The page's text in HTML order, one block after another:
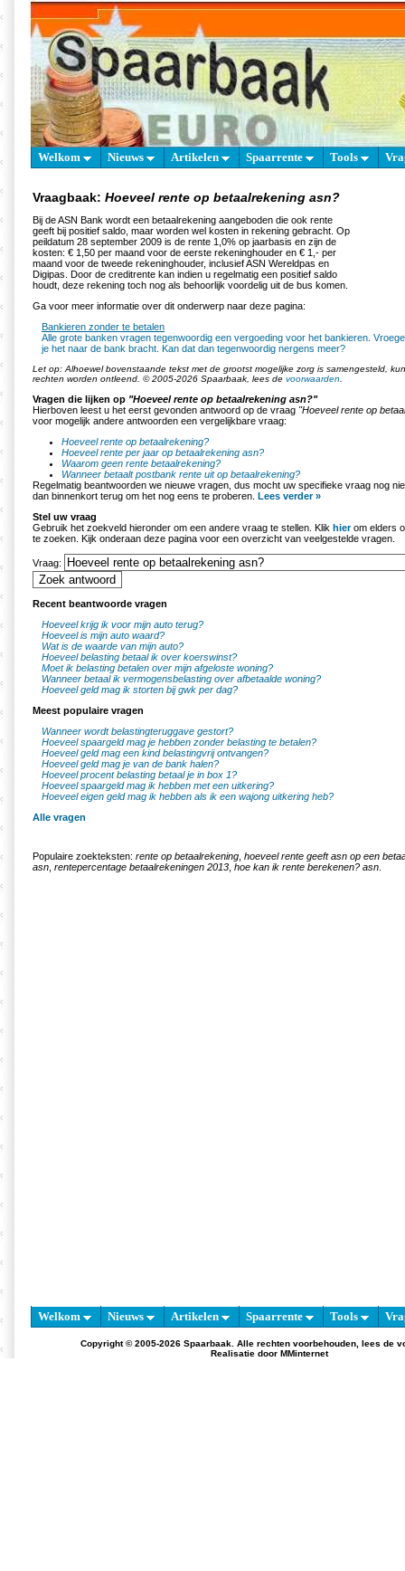
Welkom Nieuws Artikelen Spaarrente Tools
Vraagbaak: Hoeveel rente op betaalrekening asn?
Bij de ASN Bank wordt een betaalrekening aangeboden die ook rente
geeft bij positief saldo, maar worden wel kosten in rekening gebracht. Op
peildatum 28 september 2009 is de rente 1,0% op jaarbasis en zijn de
kosten: € 1,50 per maand voor de eerste rekeninghouder en € 1,- per
maand voor de tweede rekeninghouder, inclusief ASN Wereldpas en
Digipas. Door de creditrente kan indien u regelmatig een positief saldo
houdt, deze rekening toch nog als behoorlijk voordelig uit de bus komen.
Ga voor meer informatie over dit onderwerp naar deze pagina:
Bankieren zonder te betalen
Alle grote banken vragen tegenwoordig een vergoeding voor het bankieren.
je het naar de bank bracht. Kan dat dan tegenwoordig nergens meer?
Let op: Alhoewel bovenstaande tekst met de grootst mogelijke zorg is samengesteld,
rechten worden ontleend. © 2005-2026 Spaarbaak, lees de voorwaarden
Vragen die lijken op "Hoeveel rente op betaalrekening asn?"
Hierboven leest u het eerst gevonden antwoord op de vraag "Hoeveel rente op
voor mogelijk andere antwoorden een vergelijkbare vraag:
Hoeveel rente op betaalrekening?
Hoeveel rente per jaar op betaalrekening asn?
Waarom geen rente betaalrekening?
Wanneer betaalt postbank rente uit op betaalrekening?
Regelmatig beantwoorden we nieuwe vragen, dus mocht uw specifieke vraag nog
dan binnenkort terug om het nog eens te proberen. Lees verder »
Stel uw vraag
Gebruik het zoekveld hieronder om een andere vraag te stellen. Klik hierom elders
te zoeken. Kijk onderaan deze pagina voor een overzicht van veelgestelde vragen.
Vraag:
Recent beantwoorde vragen
Hoeveel krijg ik voor mijn auto terug?
Hoeveel is mijn auto waard?
Wat is de waarde van mijn auto?
Hoeveel belasting betaal ik over koerswinst?
Moet ik belasting betalen over mijn afgeloste woning?
Wanneer betaal ik vermogensbelasting over afbetaalde woning?
Hoeveel geld mag ik storten bij gwk per dag?
Meest populaire vragen
Wanneer wordt belastingteruggave gestort?
Hoeveel spaargeld mag je hebben zonder belasting te betalen?
Hoeveel geld mag een kind belastingvrij ontvangen?
Hoeveel geld mag je van de bank halen?
Hoeveel procent belasting betaal je in box 1?
Hoeveel spaargeld mag ik hebben met een uitkering?
Hoeveel eigen geld mag ik hebben als ik een wajong uitkering heb?
Alle vragen
Populaire zoekteksten: rente op betaalrekening hoeveel rente geeft asn op een
asn rentepercentage betaalrekeningen 2013 hoe kan ik rente berekenen? asn
Welkom Nieuws Artikelen Spaarrente Tools
Copyright © 2005-2026 Spaarbaak. Alle rechten voorbehouden, lees de
Realisatie door MMinternet